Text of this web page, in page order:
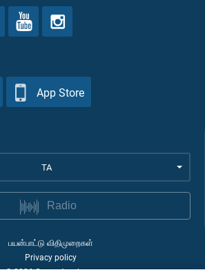
App Store
TA
Radio
பயன்பாட்டு விதிமுறைகள்
Privacy policy